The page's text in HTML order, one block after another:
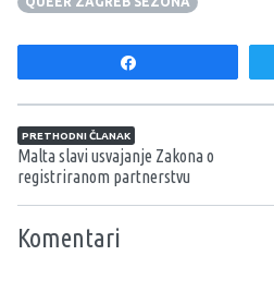
Navigacija članaka
PRETHODNI ČLANAK
Malta slavi usvajanje Zakona o
registriranom partnerstvu
Komentari